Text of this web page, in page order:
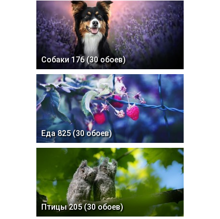
Собаки 176 (30 обоев)
Еда 825 (30 обоев)
Птицы 205 (30 обоев)